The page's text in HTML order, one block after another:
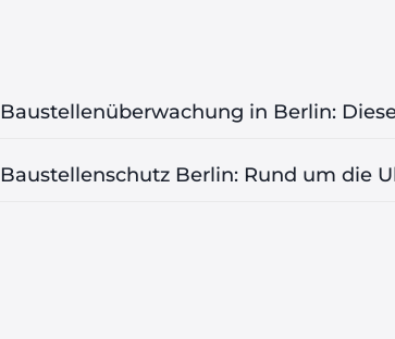
Baustellenüberwachung in Berlin:
Baustellenschutz Berlin: Rund um die